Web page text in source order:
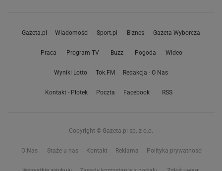
Gazeta.pl Wiadomości Sport.pl Biznes Gazeta Wyborcza
Praca Program TV Buzz Pogoda Wideo
Wyniki Lotto Tok.FM Redakcja - O Nas
Kontakt - Plotek Poczta Facebook RSS
Copyright © Gazeta.pl sp. z o.o.
O Nas Staże u nas Kontakt Reklama Polityka prywatności